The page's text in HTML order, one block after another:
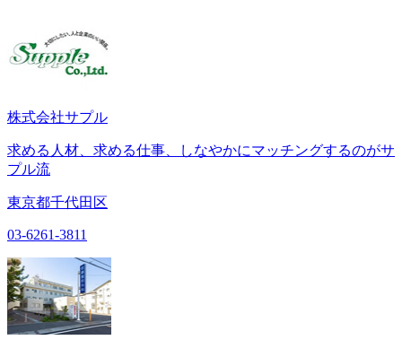
株式会社サプル
求める人材、求める仕事、しなやかにマッチングするのがサ
プル流
東京都千代田区
03-6261-3811